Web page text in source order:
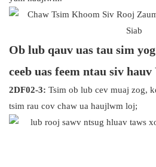
Ob lub qauv uas tau sim
ceeb uas feem ntau siv
2DF02-3: Tsim ob lub cev muaj zog,
tsim rau cov chaw ua haujlwm loj;